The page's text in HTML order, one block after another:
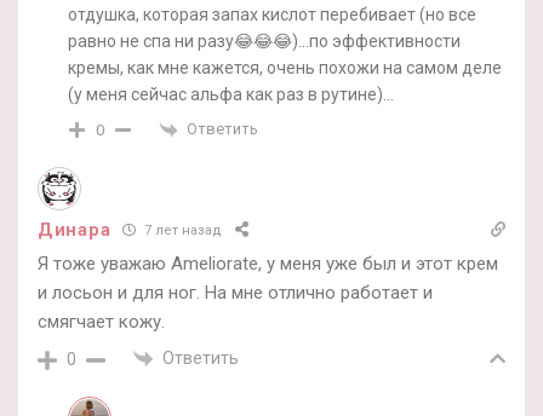
отдушка, которая запах кислот перебивает (но все
равно не спа ни разу😂😂😂)…по эффективности
кремы, как мне кажется, очень похожи на самом деле
(у меня сейчас альфа как раз в рутине)…
0 Ответить
Динара 7 лет назад
Я тоже уважаю Ameliorate, у меня уже был и этот крем
и лосьон и для ног. На мне отлично работает и
смягчает кожу.
0 Ответить